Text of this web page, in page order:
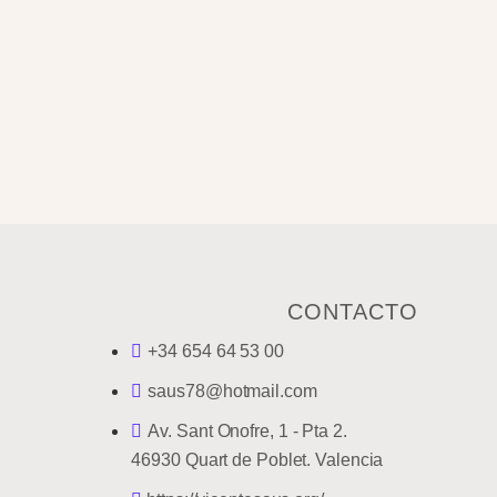
CONTACTO
+34 654 64 53 00
saus78@hotmail.com
Av. Sant Onofre, 1 - Pta 2.
46930 Quart de Poblet. Valencia